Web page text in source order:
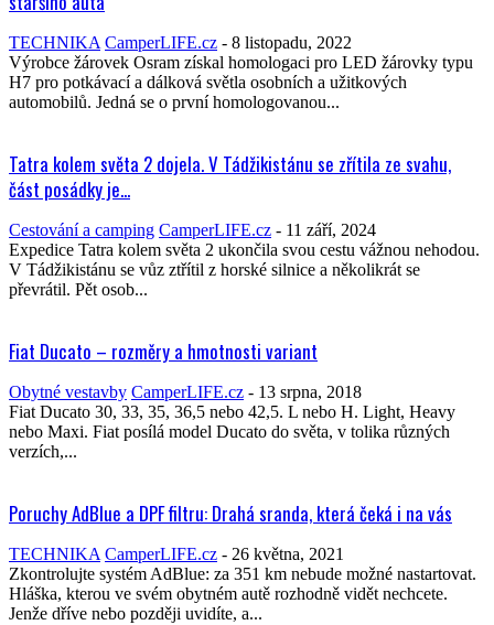
TECHNIKA CamperLIFE.cz - 8 listopadu, 2022
Výrobce žárovek Osram získal homologaci pro LED žárovky typu
H7 pro potkávací a dálková světla osobních a užitkových
automobilů. Jedná se o první homologovanou...
Tatra kolem světa 2 dojela. V Tádžikistánu se zřítila ze svahu,
část posádky je...
Cestování a camping CamperLIFE.cz - 11 září, 2024
Expedice Tatra kolem světa 2 ukončila svou cestu vážnou nehodou.
V Tádžikistánu se vůz ztřítil z horské silnice a několikrát se
převrátil. Pět osob...
Fiat Ducato – rozměry a hmotnosti variant
Obytné vestavby CamperLIFE.cz - 13 srpna, 2018
Fiat Ducato 30, 33, 35, 36,5 nebo 42,5. L nebo H. Light, Heavy
nebo Maxi. Fiat posílá model Ducato do světa, v tolika různých
verzích,...
Poruchy AdBlue a DPF filtru: Drahá sranda, která čeká i na vás
TECHNIKA CamperLIFE.cz - 26 května, 2021
Zkontrolujte systém AdBlue: za 351 km nebude možné nastartovat.
Hláška, kterou ve svém obytném autě rozhodně vidět nechcete.
Jenže dříve nebo později uvidíte, a...